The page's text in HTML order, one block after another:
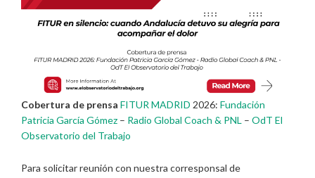
Cobertura de prensa FITUR MADRID 2026: Fundación
Patricia García Gómez – Radio Global Coach & PNL – OdT El
Observatorio del Trabajo
Para solicitar reunión con nuestra corresponsal de